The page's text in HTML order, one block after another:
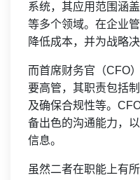
系统，其应用范围涵
等多个领域。在企业
降低成本，并为战略
而首席财务官（CFO
要高管，其职责包括
及确保合规性等。
备出色的沟通能力，
信息。
虽然二者在职能上有